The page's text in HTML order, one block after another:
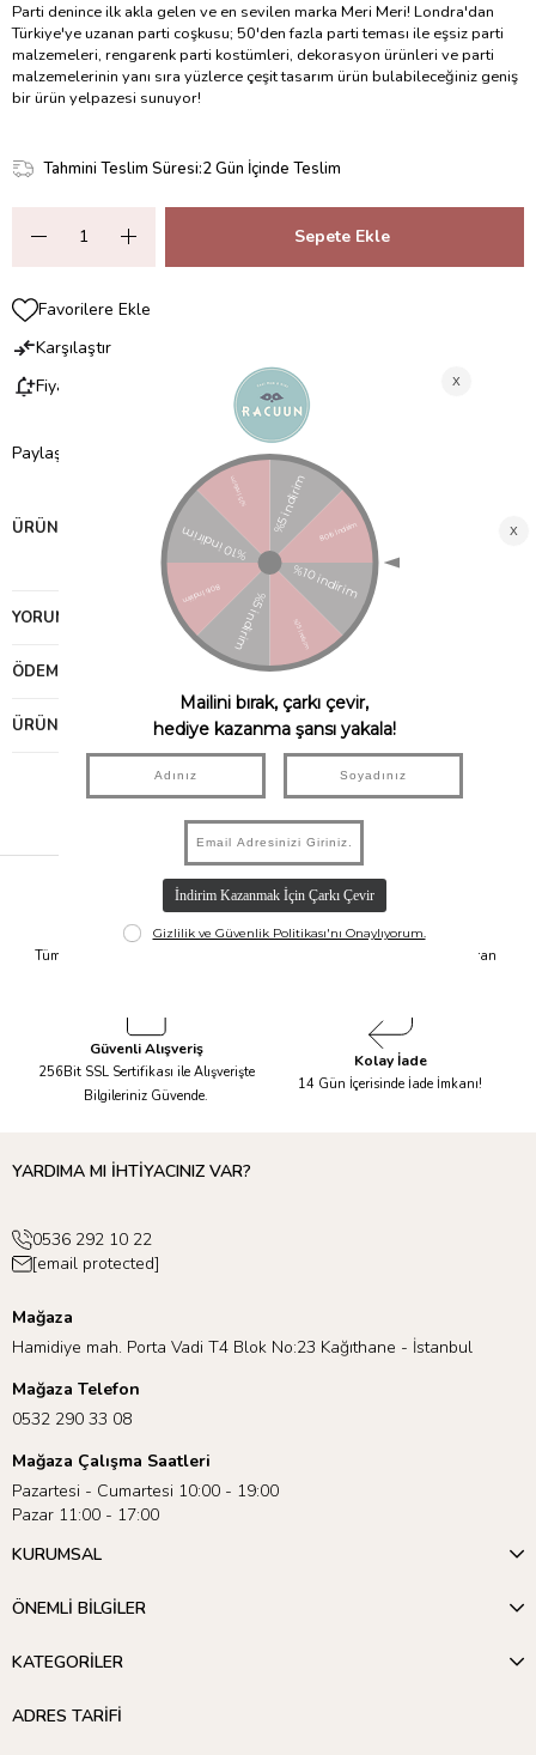
Parti denince ilk akla gelen ve en sevilen marka Meri Meri! Londra'dan
Türkiye'ye uzanan parti coşkusu; 50'den fazla parti teması ile eşsiz parti
malzemeleri, rengarenk parti kostümleri, dekorasyon ürünleri ve parti
malzemelerinin yanı sıra yüzlerce çeşit tasarım ürün bulabileceğiniz geniş
bir ürün yelpazesi sunuyor!
Tahmini Teslim Süresi:2 Gün İçinde Teslim
Favorilere Ekle
Karşılaştır
Fiyat Düşünce Haber Ver
Paylaş
ÜRÜN ÖZELLIKLERI
YORUMLAR
ÖDEME SEÇENEKLERI
ÜRÜN ÖNERILERI
Hızlı Kargo
Tüm Siparişleriniz Aynı Gün 14.00'a
Taksit İmkanı
Tüm Ürünlerde 6 Aya Kadar Varan
Güvenli Alışveriş
256Bit SSL Sertifikası ile Alışverişte
Bilgileriniz Güvende.
Kolay İade
14 Gün İçerisinde İade İmkanı!
YARDIMA MI İHTİYACINIZ VAR?
0536 292 10 22
[email protected]
Mağaza
Hamidiye mah. Porta Vadi T4 Blok No:23 Kağıthane - İstanbul
Mağaza Telefon
0532 290 33 08
Mağaza Çalışma Saatleri
Pazartesi - Cumartesi 10:00 - 19:00
Pazar 11:00 - 17:00
KURUMSAL
ÖNEMLİ BİLGİLER
KATEGORİLER
ADRES TARİFİ